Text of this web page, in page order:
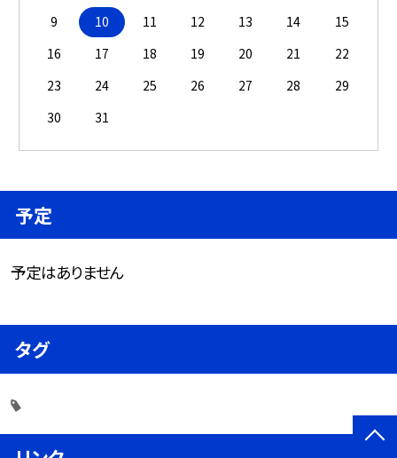
9
10 11 12 13 14
15
16
17 18 19 20 21
22
23
24 25 26 27 28
29
30
31
予定
予定はありません
タグ